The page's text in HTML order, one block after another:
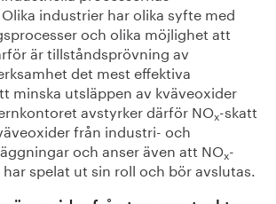
industrier har olika syfte med
och olika möjlighet att
är tillståndsprövning av
det mest effektiva
minska utsläppen av kväveoxider
avstyrker därför NOx-skatt
från industri- och
och anser även att NOx-
spelat ut sin roll och bör avslutas.